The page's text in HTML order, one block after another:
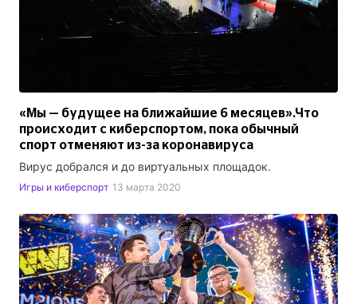
«Мы — будущее на ближайшие 6 месяцев».Что
происходит с киберспортом, пока обычный
спорт отменяют из-за коронавируса
Вирус добрался и до виртуальных площадок.
Игры и киберспорт 13 марта 2020